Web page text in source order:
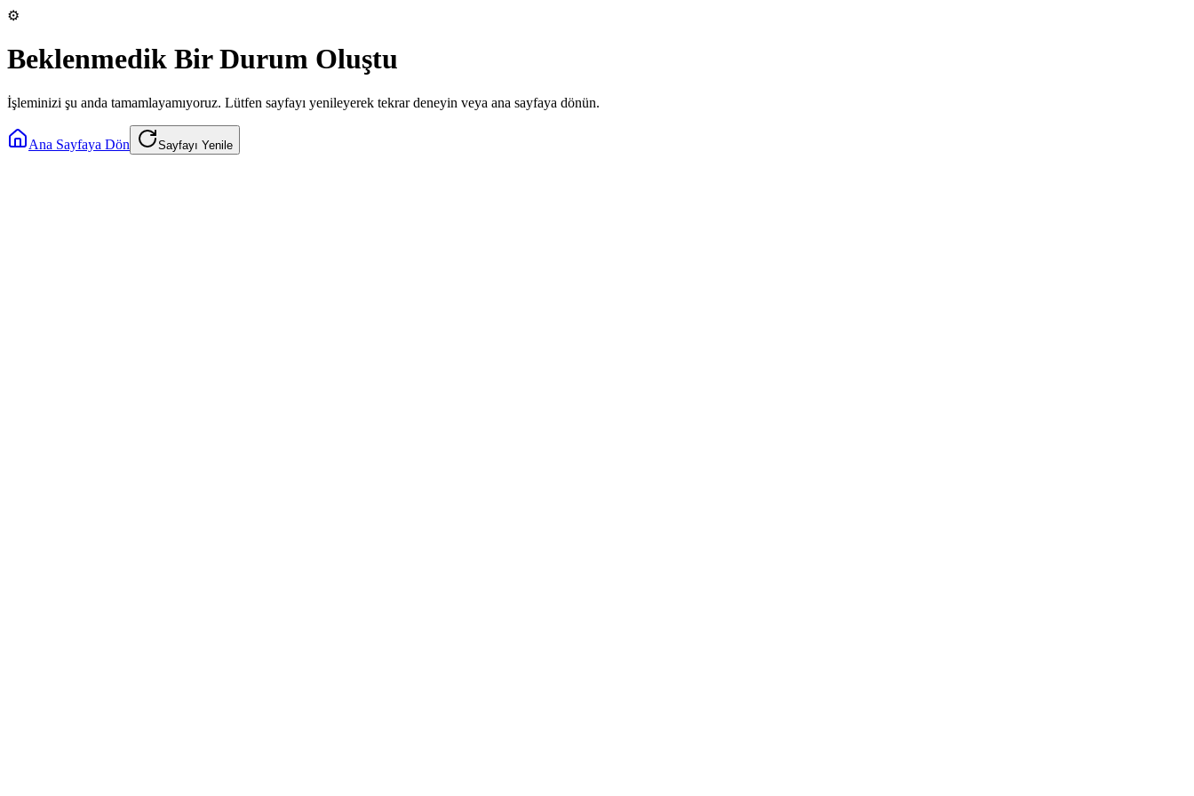
⚙️
Beklenmedik Bir Durum Oluştu
İşleminizi şu anda tamamlayamıyoruz. Lütfen sayfayı yenileyerek tekrar deneyin veya ana sayfaya dönün.
Ana Sayfaya Dön Sayfayı Yenile